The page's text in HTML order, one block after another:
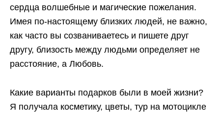
сердца волшебные и магические пожелания.
Имея по-настоящему близких людей, не важно,
как часто вы созваниваетесь и пишете друг
другу, близость между людьми определяет не
расстояние, а Любовь.
Какие варианты подарков были в моей жизни?
Я получала косметику, цветы, тур на мотоцикле